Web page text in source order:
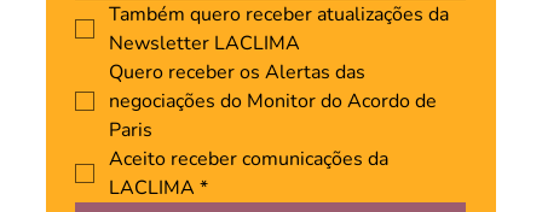
Também quero receber atualizações da
Newsletter LACLIMA
Quero receber os Alertas das
negociações do Monitor do Acordo de
Paris
Aceito receber comunicações da
LACLIMA *